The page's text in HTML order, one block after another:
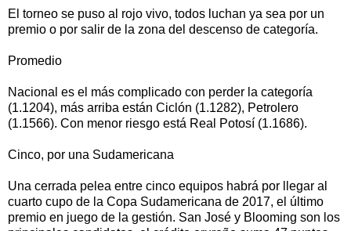
El torneo se puso al rojo vivo, todos luchan ya sea por un
premio o por salir de la zona del descenso de categoría.
Promedio
Nacional es el más complicado con perder la categoría
(1.1204), más arriba están Ciclón (1.1282), Petrolero
(1.1566). Con menor riesgo está Real Potosí (1.1686).
Cinco, por una Sudamericana
Una cerrada pelea entre cinco equipos habrá por llegar al
cuarto cupo de la Copa Sudamericana de 2017, el último
premio en juego de la gestión. San José y Blooming son los